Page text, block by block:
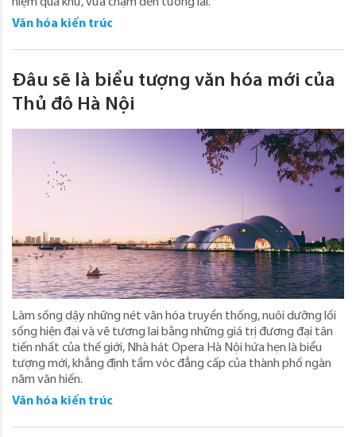
Văn hóa kiến trúc
Đâu sẽ là biểu tượng văn hóa mới của
Thủ đô Hà Nội
Làm sống dậy những nét văn hóa truyền thống, nuôi dưỡng lối
sống hiện đại và vẽ tương lai bằng những giá trị đương đại tân
tiến nhất của thế giới, Nhà hát Opera Hà Nội hứa hẹn là biểu
tượng mới, khẳng định tầm vóc đẳng cấp của thành phố ngàn
năm văn hiến.
Văn hóa kiến trúc